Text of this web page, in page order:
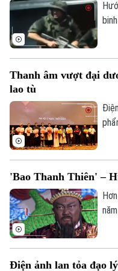
Tư vấn sức khỏe
Bóng đá
Quần vợt
Golf
Giải trí
Tin tức
Điện ảnh
Thời trang
Âm nhạc
Đã phát sóng
kể
Thanh âm vượt đại
lao tù
tình
'Bao Thanh Thiên' –
Điện ảnh lan tỏa đạo